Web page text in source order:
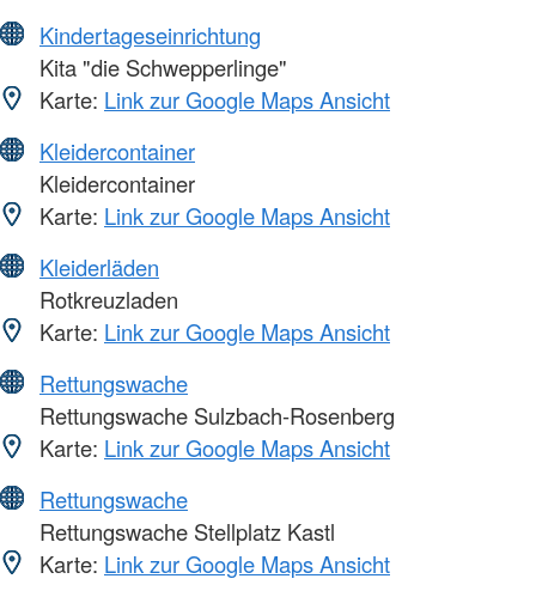
Kindertageseinrichtung
Kita "die Schwepperlinge"
Karte: Link zur Google Maps Ansicht
Kleidercontainer
Kleidercontainer
Karte: Link zur Google Maps Ansicht
Kleiderläden
Rotkreuzladen
Karte: Link zur Google Maps Ansicht
Rettungswache
Rettungswache Sulzbach-Rosenberg
Karte: Link zur Google Maps Ansicht
Rettungswache
Rettungswache Stellplatz Kastl
Karte: Link zur Google Maps Ansicht